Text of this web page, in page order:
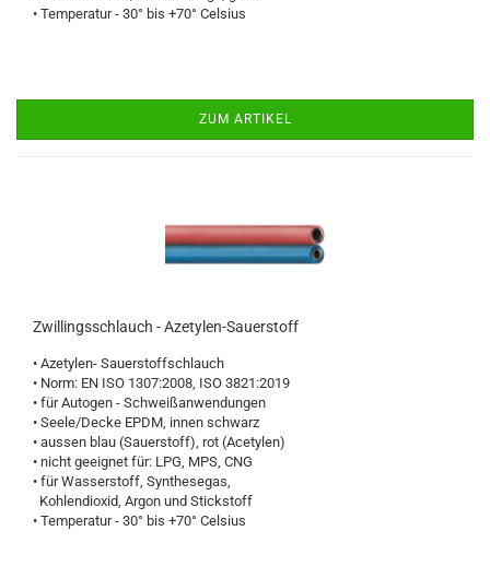
• Temperatur - 30° bis +70° Celsius
ZUM ARTIKEL
Zwillingsschlauch - Azetylen-Sauerstoff
• Azetylen- Sauerstoffschlauch
• Norm: EN ISO 1307:2008, ISO 3821:2019
• für Autogen - Schweißanwendungen
• Seele/Decke EPDM, innen schwarz
• aussen blau (Sauerstoff), rot (Acetylen)
• nicht geeignet für: LPG, MPS, CNG
• für Wasserstoff, Synthesegas,
Kohlendioxid, Argon und Stickstoff
• Temperatur - 30° bis +70° Celsius